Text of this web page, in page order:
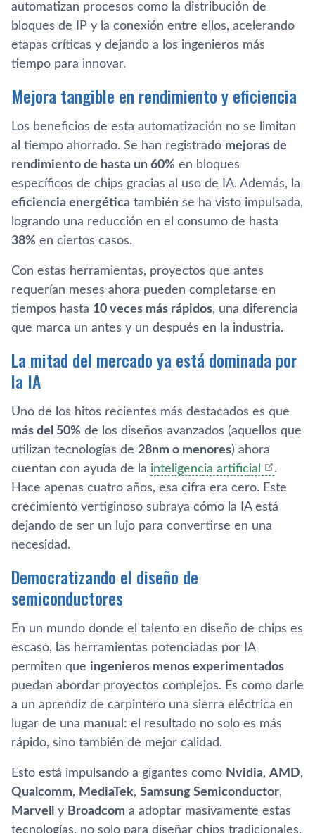
automatizan procesos como la distribución de
bloques de IP y la conexión entre ellos, acelerando
etapas críticas y dejando a los ingenieros más
tiempo para innovar.
Mejora tangible en rendimiento y eficiencia
Los beneficios de esta automatización no se limitan
al tiempo ahorrado. Se han registrado mejoras de
rendimiento de hasta un 60% en bloques
específicos de chips gracias al uso de IA. Además, la
eficiencia energética también se ha visto impulsada,
logrando una reducción en el consumo de hasta
38% en ciertos casos.
Con estas herramientas, proyectos que antes
requerían meses ahora pueden completarse en
tiempos hasta 10 veces más rápidos, una diferencia
que marca un antes y un después en la industria.
La mitad del mercado ya está dominada por
la IA
Uno de los hitos recientes más destacados es que
más del 50% de los diseños avanzados (aquellos que
utilizan tecnologías de 28nm o menores) ahora
cuentan con ayuda de la inteligencia artificial
.
Hace apenas cuatro años, esa cifra era cero. Este
crecimiento vertiginoso subraya cómo la IA está
dejando de ser un lujo para convertirse en una
necesidad.
Democratizando el diseño de
semiconductores
En un mundo donde el talento en diseño de chips es
escaso, las herramientas potenciadas por IA
permiten que ingenieros menos experimentados
puedan abordar proyectos complejos. Es como darle
a un aprendiz de carpintero una sierra eléctrica en
lugar de una manual: el resultado no solo es más
rápido, sino también de mejor calidad.
Esto está impulsando a gigantes como Nvidia, AMD,
Qualcomm, MediaTek, Samsung Semiconductor,
Marvell
y Broadcom a adoptar masivamente estas
tecnologías, no solo para diseñar chips tradicionales,